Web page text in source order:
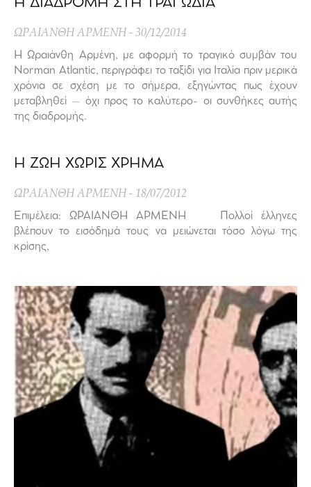
Η ΔΙΑΔΡΟΜΗ ΣΤΗ ΤΡΑΓΩΔΙΑ
ΩΡΑΙΑΝΘΗ ΑΡΜΕΝΗ 30/12/2014
Η Ωραιάνθη Αρμένη, με αφορμή το τραγικό συμβάν του
Norman Atlantic, περιγράφει το ταξίδι για Ιταλία πριν μερικά
χρόνια σε σχέση με το σήμερα, εξηγώντας πως έχουν
μεταβληθεί – όχι προς το καλύτερο- οι συνθήκες αυτής
της διαδρομής.
Η ΖΩΗ ΧΩΡΙΣ ΧΡΗΜΑ
ΩΡΑΙΑΝΘΗ ΑΡΜΕΝΗ 18/07/2012
Επιμέλεια: ΩΡΑΙΑΝΘΗ ΑΡΜΕΝΗ Πολλοί έλληνες
βλέπουν το εισόδημά τους να μειώνεται τόσο λόγω της
κρίσης,